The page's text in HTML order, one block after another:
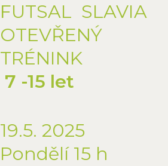
FUTSAL SLAVIA
OTEVŘENÝ
TRÉNINK
7 -15 let
19.5. 2025
Pondělí 15 h